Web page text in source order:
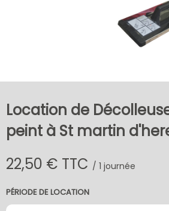
Location de
peint à St martin
22,50 € TTC / 1 journée
PÉRIODE DE LOCATION